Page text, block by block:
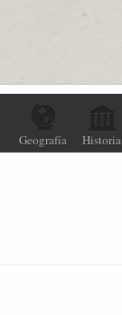
Geografía Historia